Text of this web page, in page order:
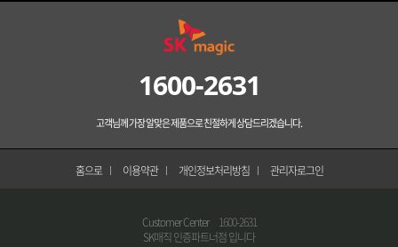
1600-2631
고객님께 가장 알맞은 제품으로 친절하게 상담드리겠습니다.
홈으로 이용약관 개인정보처리방침 관리자로그인
Customer Center 1600-2631
SK매직 인증파트너점 입니다